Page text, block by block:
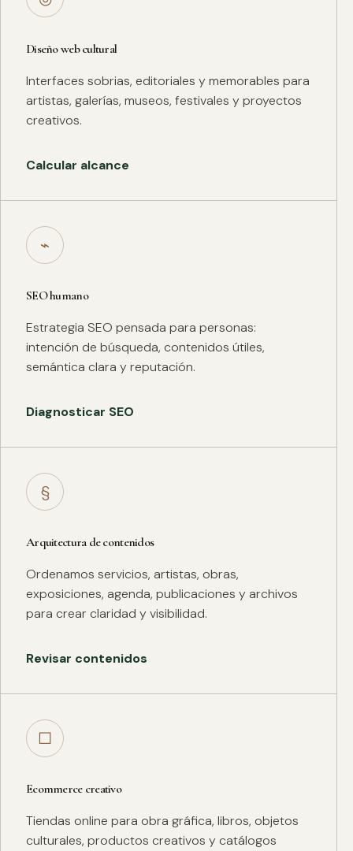
Diseño web cultural
Interfaces sobrias, editoriales y memorables para
artistas, galerías, museos, festivales y proyectos
creativos.
Calcular alcance
⌁
SEO humano
Estrategia SEO pensada para personas:
intención de búsqueda, contenidos útiles,
semántica clara y reputación.
Diagnosticar SEO
§
Arquitectura de contenidos
Ordenamos servicios, artistas, obras,
exposiciones, agenda, publicaciones y archivos
para crear claridad y visibilidad.
Revisar contenidos
□
Ecommerce creativo
Tiendas online para obra gráfica, libros, objetos
culturales, productos creativos y catálogos